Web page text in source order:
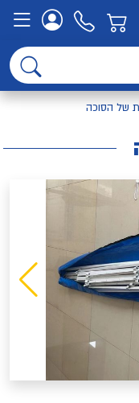
של הסוכה